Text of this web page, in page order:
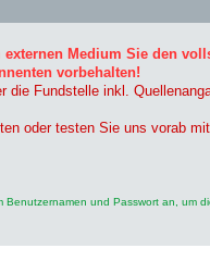
Medium Sie den
vorbehalten!
die Fundstelle inkl.
oder testen Sie uns vorab
Benutzernamen und Passwort an,